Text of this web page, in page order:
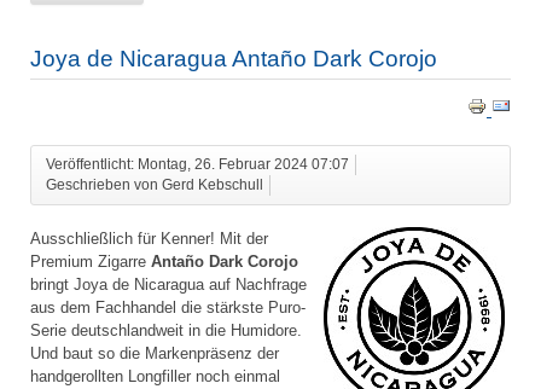
Joya de Nicaragua Antaño Dark Corojo
Veröffentlicht: Montag, 26. Februar 2024 07:07
Geschrieben von Gerd Kebschull
Ausschließlich für Kenner! Mit der
Premium Zigarre Antaño Dark Corojo
bringt Joya de Nicaragua auf Nachfrage
aus dem Fachhandel die stärkste Puro-
Serie deutschlandweit in die Humidore.
Und baut so die Markenpräsenz der
handgerollten Longfiller noch einmal